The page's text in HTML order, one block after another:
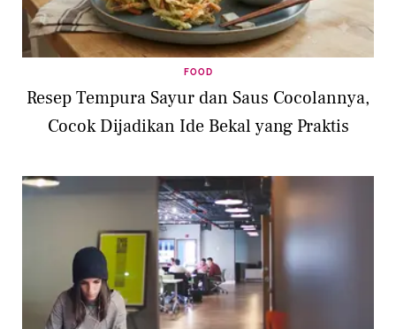
FOOD
Resep Tempura Sayur dan Saus Cocolannya,
Cocok Dijadikan Ide Bekal yang Praktis